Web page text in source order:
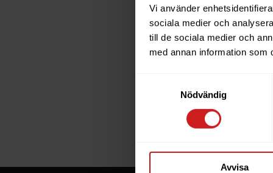
Vi använder
sociala medier och
till de sociala medier och
med annan information som
Nödvändig
Avvisa
bidrog till
även på
PS: Kan du